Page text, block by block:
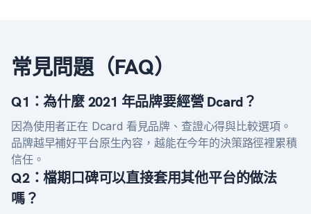
常見問題（FAQ）
Q1：為什麼 2021 年品牌要經營 Dcard？
因為使用者正在 Dcard 看見品牌、查證心得與比較選項。
品牌越早補好平台原生內容，越能在今年的決策路徑裡累積
信任。
Q2：檔期口碑可以直接套用其他平台的做法
嗎？